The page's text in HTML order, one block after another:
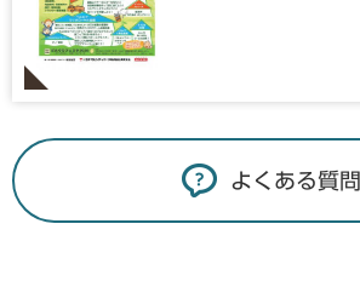
よくある質問